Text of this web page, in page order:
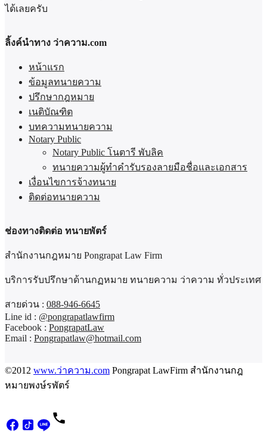
ได้เลยครับ
ลิ้งค์นำทาง ว่าความ.com
หน้าแรก
ข้อมูลทนายความ
ปรึกษากฎหมาย
เนติบัณฑิต
บทความทนายความ
Notary Public
Notary Public โนตารี พับลิค
ทนายความผู้ทำคำรับรองลายมือชื่อและเอกสาร
เงื่อนไขการจ้างทนาย
ติดต่อทนายความ
ช่องทางติดต่อ ทนายพัตร์
สำนักงานกฎหมาย Pongrapat Law Firm
บริการรับปรึกษาด้านกฏหมาย ทนายความ ว่าความ ทั่วประเทศ
สายด่วน : 088-946-6645
Line id : @pongrapatlawfirm
Facebook : PongrapatLaw
Email : Pongrapatlaw@hotmail.com
©2012 www.ว่าความ.com Pongrapat LawFirm สำนักงานกฎ
หมายพงษ์รพัตร์